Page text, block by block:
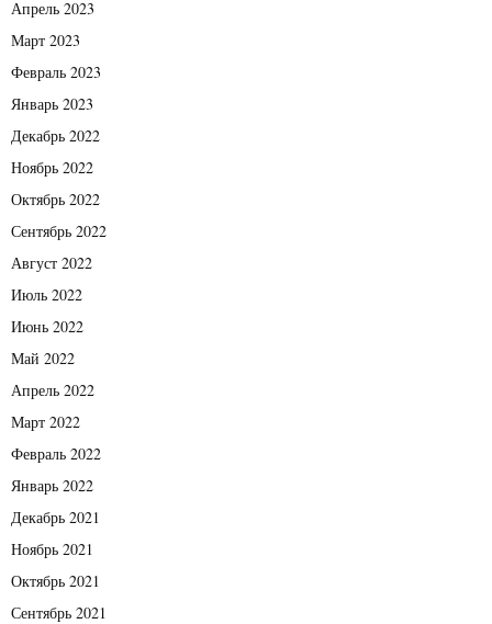
Апрель 2023
Март 2023
Февраль 2023
Январь 2023
Декабрь 2022
Ноябрь 2022
Октябрь 2022
Сентябрь 2022
Август 2022
Июль 2022
Июнь 2022
Май 2022
Апрель 2022
Март 2022
Февраль 2022
Январь 2022
Декабрь 2021
Ноябрь 2021
Октябрь 2021
Сентябрь 2021